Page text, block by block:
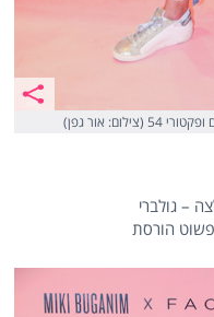
אור גפן)
הורסת